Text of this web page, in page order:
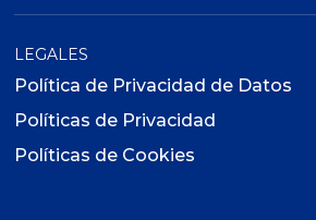
LEGALES
Política de Privacidad de Datos
Políticas de Privacidad
Políticas de Cookies